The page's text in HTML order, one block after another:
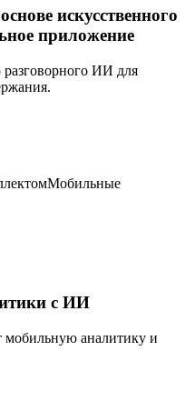
искусственного
приложение
ИИ для
Мобильные
с ИИ
аналитику и